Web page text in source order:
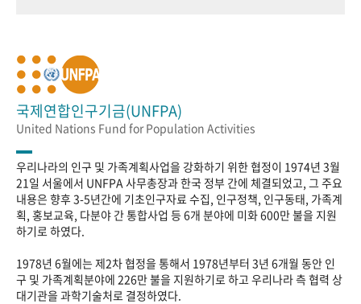
국제연합인구기금(UNFPA)
United Nations Fund for Population Activities
우리나라의 인구 및 가족계획사업을 강화하기 위한 협정이 1974년 3월
21일 서울에서 UNFPA 사무총장과 한국 정부 간에 체결되었고, 그 주요
내용은 향후 3-5년간에 기초인구자료 수집, 인구정책, 인구동태, 가족계
획, 홍보교육, 다분야 간 통합사업 등 6개 분야에 미화 600만 불을 지원
하기로 하였다.
1978년 6월에는 제2차 협정을 통해서 1978년부터 3년 6개월 동안 인
구 및 가족계획분야에 226만 불을 지원하기로 하고 우리나라 측 협력 상
대기관을 과학기술처로 결정하였다.